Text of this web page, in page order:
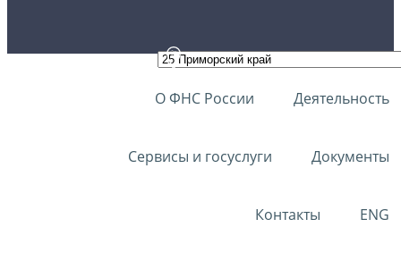
О ФНС России Деятельность
Сервисы и госуслуги Документы
Контакты ENG